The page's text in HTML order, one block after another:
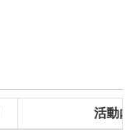
活動